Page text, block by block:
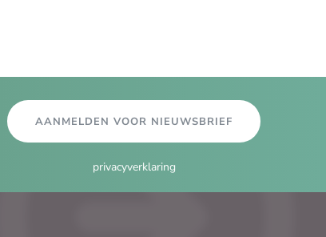
AANMELDEN VOOR NIEUWSBRIEF
privacyverklaring